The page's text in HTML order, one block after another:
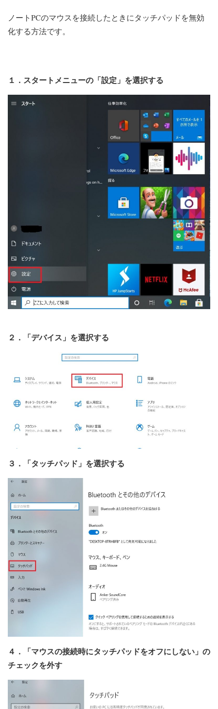
ノートPCのマウスを接続したときにタッチパッドを無効
化する方法です。
１．スタートメニューの「設定」を選択する
２．「デバイス」を選択する
３．「タッチパッド」を選択する
４．「マウスの接続時にタッチパッドをオフにしない」の
チェックを外す